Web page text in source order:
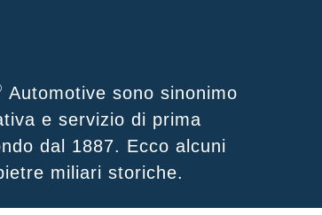
Automotive sono sinonimo
e servizio di prima
dal 1887. Ecco alcuni
miliari storiche.